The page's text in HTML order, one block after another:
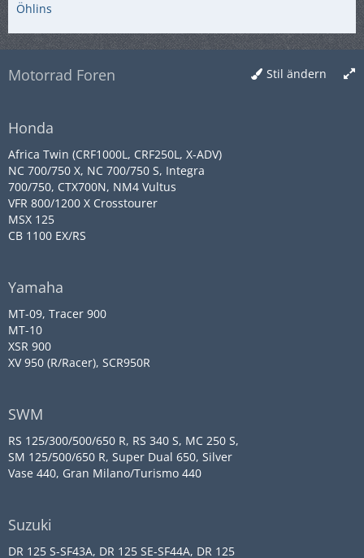
Öhlins
Stil ändern
Motorrad Foren
Honda
Africa Twin (CRF1000L, CRF250L, X-ADV)
NC 700/750 X, NC 700/750 S, Integra
700/750, CTX700N, NM4 Vultus
VFR 800/1200 X Crosstourer
MSX 125
CB 1100 EX/RS
Yamaha
MT-09, Tracer 900
MT-10
XSR 900
XV 950 (R/Racer), SCR950R
SWM
RS 125/300/500/650 R, RS 340 S, MC 250 S,
SM 125/500/650 R, Super Dual 650, Silver
Vase 440, Gran Milano/Turismo 440
Suzuki
DR 125 S-SF43A, DR 125 SE-SF44A, DR 125